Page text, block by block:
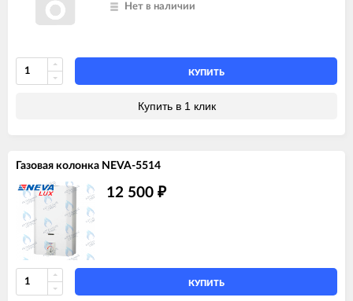
Нет в наличии
КУПИТЬ
Купить в 1 клик
Газовая колонка NEVA-5514
12 500 ₽
КУПИТЬ